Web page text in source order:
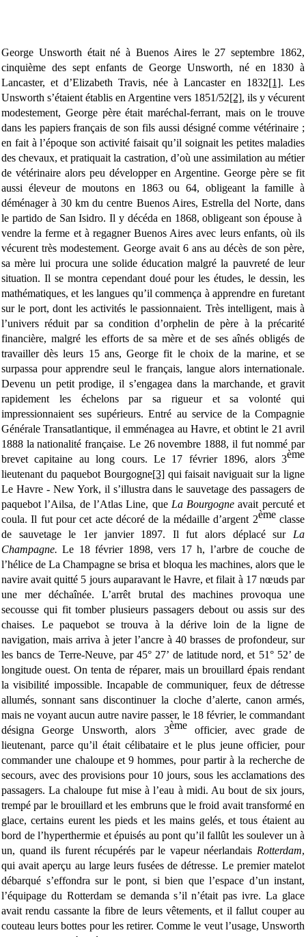
George Unsworth était né à Buenos Aires le 27 septembre 1862,
cinquième des sept enfants de George Unsworth, né en 1830 à
Lancaster, et d’Elizabeth Travis, née à Lancaster en 1832[1]. Les
Unsworth s’étaient établis en Argentine vers 1851/52[2], ils y vécurent
modestement, George père était maréchal-ferrant, mais on le trouve
dans les papiers français de son fils aussi désigné comme vétérinaire ;
en fait à l’époque son activité faisait qu’il soignait les petites maladies
des chevaux, et pratiquait la castration, d’où une assimilation au métier
de vétérinaire alors peu développer en Argentine. George père se fit
aussi éleveur de moutons en 1863 ou 64, obligeant la famille à
déménager à 30 km du centre Buenos Aires, Estrella del Norte, dans
le partido de San Isidro. Il y décéda en 1868, obligeant son épouse à
vendre la ferme et à regagner Buenos Aires avec leurs enfants, où ils
vécurent très modestement. George avait 6 ans au décès de son père,
sa mère lui procura une solide éducation malgré la pauvreté de leur
situation. Il se montra cependant doué pour les études, le dessin, les
mathématiques, et les langues qu’il commença à apprendre en furetant
sur le port, dont les activités le passionnaient. Très intelligent, mais à
l’univers réduit par sa condition d’orphelin de père à la précarité
financière, malgré les efforts de sa mère et de ses aînés obligés de
travailler dès leurs 15 ans, George fit le choix de la marine, et se
surpassa pour apprendre seul le français, langue alors internationale.
Devenu un petit prodige, il s’engagea dans la marchande, et gravit
rapidement les échelons par sa rigueur et sa volonté qui
impressionnaient ses supérieurs. Entré au service de la Compagnie
Générale Transatlantique, il emménagea au Havre, et obtint le 21 avril
1888 la nationalité française. Le 26 novembre 1888, il fut nommé par
brevet capitaine au long cours. Le 17 février 1896, alors 3ème
lieutenant du paquebot Bourgogne[3]qui faisait naviguait sur la ligne
Le Havre - New York, il s’illustra dans le sauvetage des passagers de
paquebot l’Ailsa, de l’Atlas Line, que La Bourgogne avait percuté et
coula. Il fut pour cet acte décoré de la médaille d’argent 2èmeclasse
de sauvetage le 1er janvier 1897. Il fut alors déplacé sur La
Champagne.Le 18 février 1898, vers 17 h, l’arbre de couche de
l’hélice de La Champagne se brisa et bloqua les machines, alors que le
navire avait quitté 5 jours auparavant le Havre, et filait à 17 nœuds par
une mer déchaînée. L’arrêt brutal des machines provoqua une
secousse qui fit tomber plusieurs passagers debout ou assis sur des
chaises. Le paquebot se trouva à la dérive loin de la ligne de
navigation, mais arriva à jeter l’ancre à 40 brasses de profondeur, sur
les bancs de Terre-Neuve, par 45° 27’ de latitude nord, et 51° 52’ de
longitude ouest. On tenta de réparer, mais un brouillard épais rendant
la visibilité impossible. Incapable de communiquer, feux de détresse
allumés, sonnant sans discontinuer la cloche d’alerte, canon armés,
mais ne voyant aucun autre navire passer, le 18 février, le commandant
désigna George Unsworth, alors 3èmeofficier, avec grade de
lieutenant, parce qu’il était célibataire et le plus jeune officier, pour
commander une chaloupe et 9 hommes, pour partir à la recherche de
secours, avec des provisions pour 10 jours, sous les acclamations des
passagers. La chaloupe fut mise à l’eau à midi. Au bout de six jours,
trempé par le brouillard et les embruns que le froid avait transformé en
glace, certains eurent les pieds et les mains gelés, et tous étaient au
bord de l’hyperthermie et épuisés au pont qu’il fallût les soulever un à
un, quand ils furent récupérés par le vapeur néerlandais Rotterdam,
qui avait aperçu au large leurs fusées de détresse. Le premier matelot
débarqué s’effondra sur le pont, si bien que l’espace d’un instant,
l’équipage du Rotterdam se demanda s’il n’était pas ivre. La glace
avait rendu cassante la fibre de leurs vêtements, et il fallut couper au
couteau leurs bottes pour les retirer. Comme le veut l’usage, Unsworth